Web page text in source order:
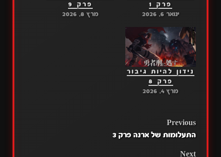
פרק 1
ינואר 6, 2026
פרק 9
מרץ 8, 2026
נידון להיות גיבור
פרק 8
מרץ 4, 2026
POST
Previous
התעלומות של ארנה פרק 3
Next